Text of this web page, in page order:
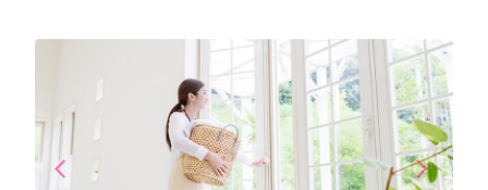
arrow_back_iosPrevious arrow_forward_iosNext